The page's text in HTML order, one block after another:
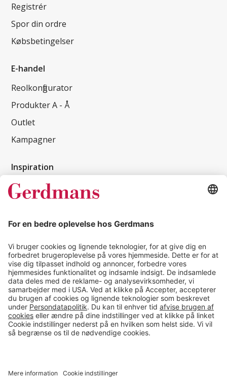
Registrér
Spor din ordre
Købsbetingelser
E-handel
Reolkonfigurator
Produkter A - Å
Outlet
Kampagner
Inspiration
Kundereferencer
Tips & guides
Kontakt
salg@gerdmans.dk
49 18 07 07
Salgsafdeling åbningstider
08.00-16.00